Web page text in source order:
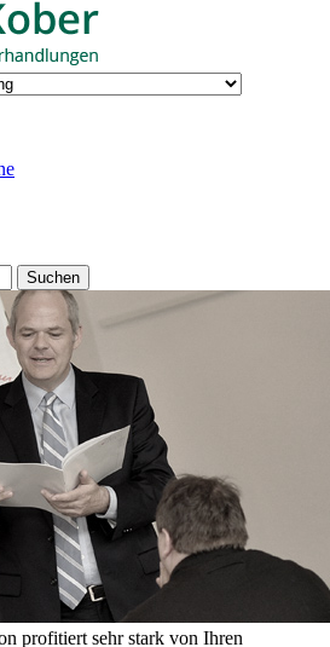
profitiert sehr stark von Ihren